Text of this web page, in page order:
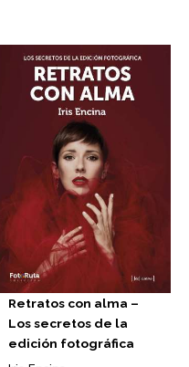
Retratos con alma –
Los secretos de la
edición fotográfica